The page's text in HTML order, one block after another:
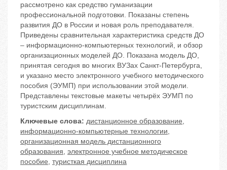
рассмотрено как средство гуманизации
профессиональной подготовки. Показаны степень
развития ДО в России и новая роль преподавателя.
Приведены сравнительная характеристика средств ДО
– информационно-компьютерных технологий, и обзор
организационных моделей ДО. Показана модель ДО,
принятая сегодня во многих ВУЗах Санкт-Петербурга,
и указано место электронного учебного методического
пособия (ЭУМП) при использовании этой модели.
Представлены текстовые макеты четырёх ЭУМП по
туристским дисциплинам.
Ключевые слова: дистанционное образование,
информационно-компьютерные технологии,
организационная модель дистанционного
образования, электронное учебное методическое
пособие, туристкая дисциплина